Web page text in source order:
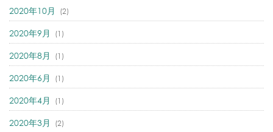
2020年10月 (2)
2020年9月 (1)
2020年8月 (1)
2020年6月 (1)
2020年4月 (1)
2020年3月 (2)